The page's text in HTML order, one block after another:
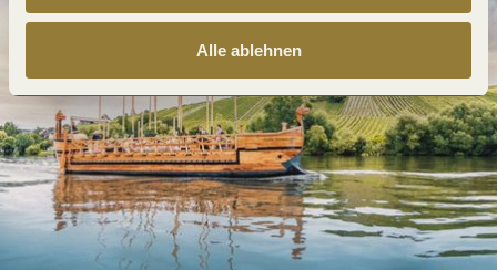
Alle ablehnen